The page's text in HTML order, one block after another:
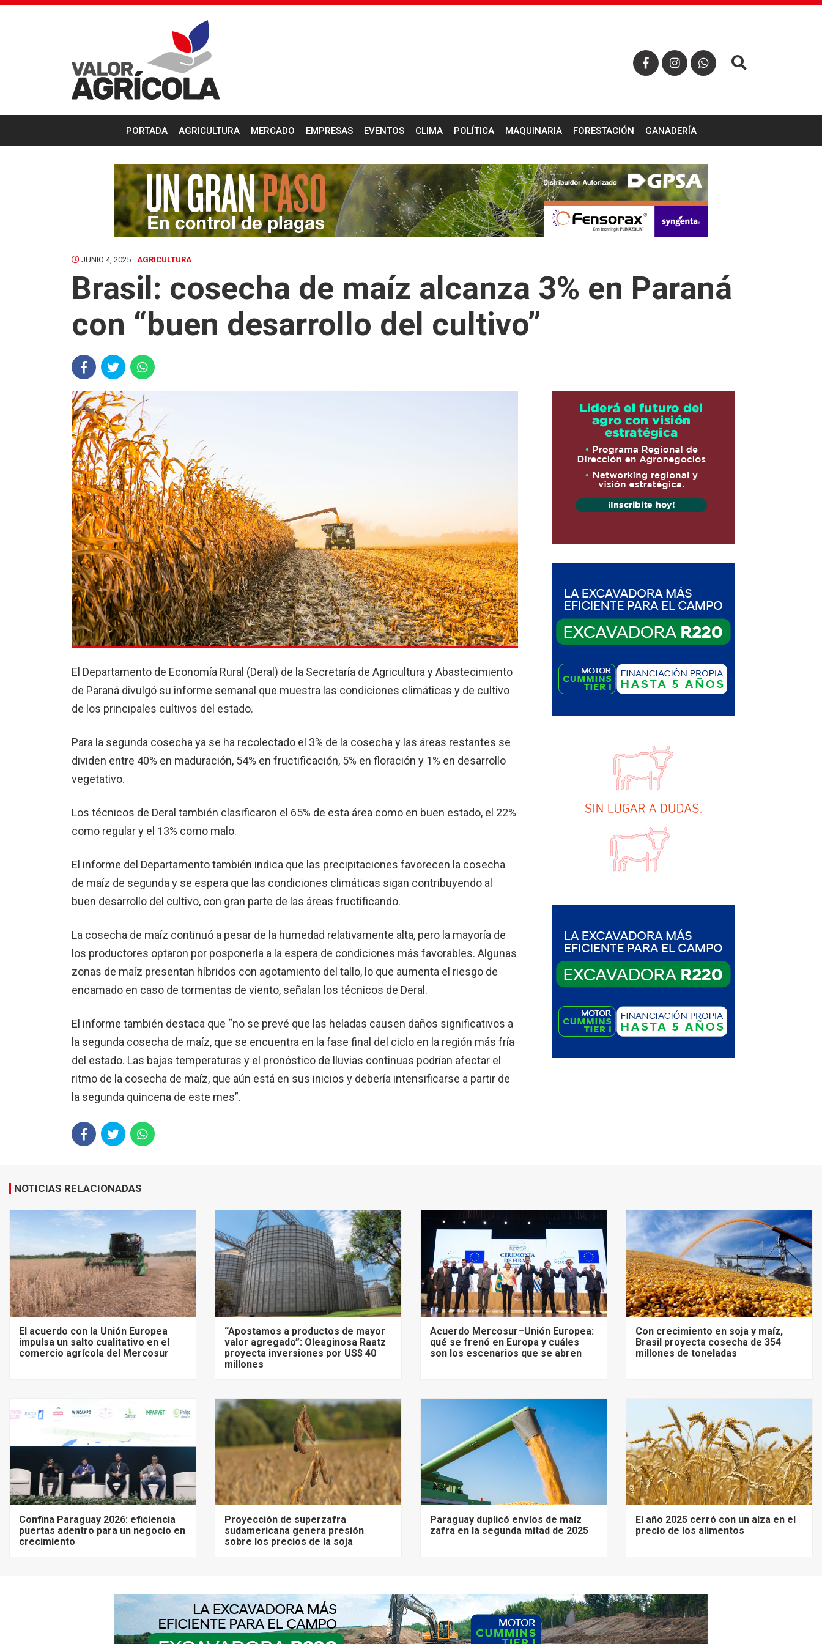
PORTADA AGRICULTURA MERCADO EMPRESAS EVENTOS CLIMA POLÍTICA MAQUINARIA FORESTACIÓN GANADERÍA
JUNIO 4, 2025 AGRICULTURA
Brasil: cosecha de maíz alcanza 3% en Paraná
con “buen desarrollo del cultivo”
El Departamento de Economía Rural (Deral) de la Secretaría de Agricultura y Abastecimiento
de Paraná divulgó su informe semanal que muestra las condiciones climáticas y de cultivo
de los principales cultivos del estado.
Para la segunda cosecha ya se ha recolectado el 3% de la cosecha y las áreas restantes se
dividen entre 40% en maduración, 54% en fructificación, 5% en floración y 1% en desarrollo
vegetativo.
Los técnicos de Deral también clasificaron el 65% de esta área como en buen estado, el 22%
como regular y el 13% como malo.
El informe del Departamento también indica que las precipitaciones favorecen la cosecha
de maíz de segunda y se espera que las condiciones climáticas sigan contribuyendo al
buen desarrollo del cultivo, con gran parte de las áreas fructificando.
La cosecha de maíz continuó a pesar de la humedad relativamente alta, pero la mayoría de
los productores optaron por posponerla a la espera de condiciones más favorables. Algunas
zonas de maíz presentan híbridos con agotamiento del tallo, lo que aumenta el riesgo de
encamado en caso de tormentas de viento, señalan los técnicos de Deral.
El informe también destaca que “no se prevé que las heladas causen daños significativos a
la segunda cosecha de maíz, que se encuentra en la fase final del ciclo en la región más fría
del estado. Las bajas temperaturas y el pronóstico de lluvias continuas podrían afectar el
ritmo de la cosecha de maíz, que aún está en sus inicios y debería intensificarse a partir de
la segunda quincena de este mes”.
NOTICIAS RELACIONADAS
El acuerdo con la Unión Europea
impulsa un salto cualitativo en el
comercio agrícola del Mercosur
“Apostamos a productos de mayor
valor agregado”: Oleaginosa Raatz
proyecta inversiones por US$ 40
millones
Acuerdo Mercosur–Unión Europea:
qué se frenó en Europa y cuáles
son los escenarios que se abren
Con crecimiento en soja y maíz,
Brasil proyecta cosecha de 354
millones de toneladas
Confina Paraguay 2026: eficiencia
puertas adentro para un negocio en
crecimiento
Proyección de superzafra
sudamericana genera presión
sobre los precios de la soja
Paraguay duplicó envíos de maíz
zafra en la segunda mitad de 2025
El año 2025 cerró con un alza en el
precio de los alimentos